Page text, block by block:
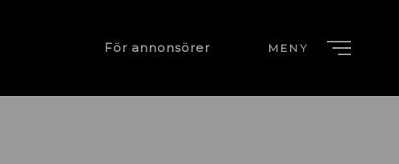
För annonsörer MENY